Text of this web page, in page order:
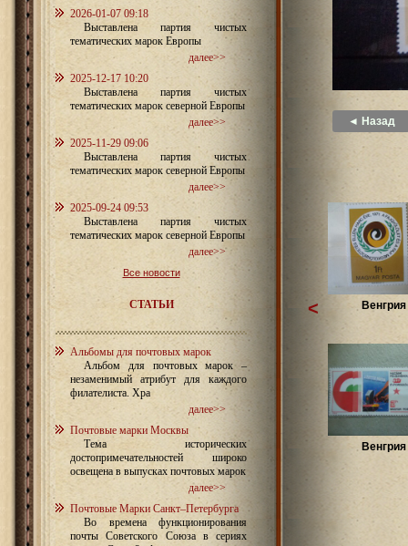
2026-01-07 09:18
Выставлена партия чистых
тематических марок Европы
далее>>
2025-12-17 10:20
Выставлена партия чистых
тематических марок северной Европы
далее>>
2025-11-29 09:06
Выставлена партия чистых
тематических марок северной Европы
далее>>
2025-09-24 09:53
Выставлена партия чистых
тематических марок северной Европы
далее>>
Все новости
СТАТЬИ
Альбомы для почтовых марок
Альбом для почтовых марок –
незаменимый атрибут для каждого
филателиста. Хра
далее>>
Почтовые марки Москвы
Тема исторических
достопримечательностей широко
освещена в выпусках почтовых марок
далее>>
Почтовые Марки Санкт–Петербурга
Во времена функционирования
почты Советского Союза в сериях
◄ Назад
Венгрия
Венгрия
<